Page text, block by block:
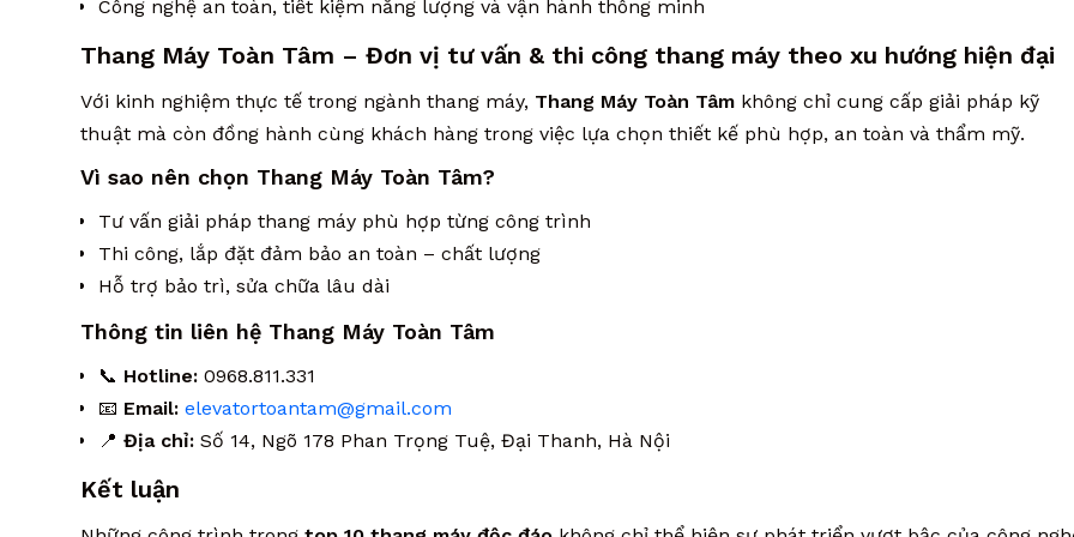
Công nghệ an toàn, tiết kiệm năng lượng và vận hành thông minh
Thang Máy Toàn Tâm – Đơn vị tư vấn & thi công thang máy theo xu hướng hiện đại
Với kinh nghiệm thực tế trong ngành thang máy, Thang Máy Toàn Tâm không chỉ cung cấp giải pháp kỹ
thuật mà còn đồng hành cùng khách hàng trong việc lựa chọn thiết kế phù hợp, an toàn và thẩm mỹ.
Vì sao nên chọn Thang Máy Toàn Tâm?
Tư vấn giải pháp thang máy phù hợp từng công trình
Thi công, lắp đặt đảm bảo an toàn – chất lượng
Hỗ trợ bảo trì, sửa chữa lâu dài
Thông tin liên hệ Thang Máy Toàn Tâm
📞 Hotline: 0968.811.331
📧 Email: elevatortoantam@gmail.com
📍Địa chỉ: Số 14, Ngõ 178 Phan Trọng Tuệ, Đại Thanh, Hà Nội
Kết luận